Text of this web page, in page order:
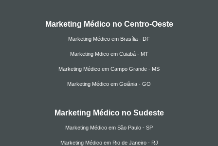
Marketing Médico no Centro-Oeste
Marketing Médico em Brasília - DF
Marketing Mdico em Cuiabá - MT
Marketing Médico em Campo Grande - MS
Marketing Médico em Goiânia - GO
Marketing Médico no Sudeste
Marketing Médico em São Paulo - SP
Marketing Médico em Rio de Janeiro - RJ